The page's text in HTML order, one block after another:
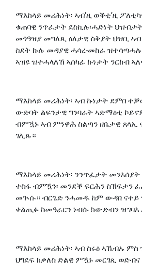
ማእከላይ መሪሕነት፡ ኣብ’ዚ ወቕቲ’ዚ
ቁጠባዊ ንጥፈታት ደስኪሉ፡ሓድነት
መጎዓዝያ መግለጺ ዕለታዊ ስቅያት ህዝቢ
ስደት ኩሉ መዳያዊ ሓሳረ-መከራ
ኣዝዩ ዝተሓላለኸ ኣሰካፊ ኩነታት ንርከብ
ማእከላይ መሪሕነት፡ ኣብ ኩነታት ደምበ
ውድባት ልፍንታዊ ግንባራት ኣድማዕቲ
ብምዃኑ ኣብ ምንዋሕ ስልጣን ዘቤታዊ ጸላኢ
ገሊጹ።
ማእከላይ መሪሕነት፡ ንንጥፈታት
ተስፋ ብምዃን፡ መንደቕ ፍርሕን ስኽፍታን
መጒሱ። ብርጌድ ንሓመዱ ከም ውዳበ ናተይ
ቀልጢፉ ከመዓራርን ነብሱ ክውድብን ዝግባእ
ማእከላይ መሪሕነት፡ ኣብ ስሩዕ ኣኼብኡ
ህግደፍ ክቃለስ ድልዊ ምዃኑ መርገጺ ወድብና